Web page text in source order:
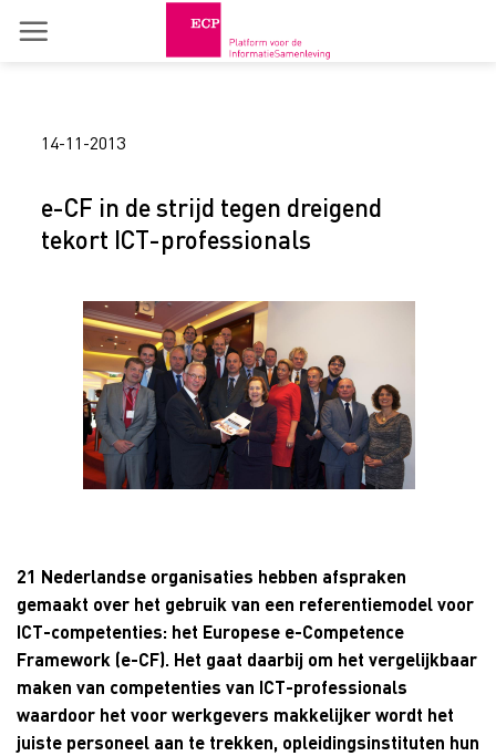
14-11-2013
e-CF in de strijd tegen dreigend
tekort ICT-professionals
21 Nederlandse organisaties hebben afspraken
gemaakt over het gebruik van een referentiemodel voor
ICT-competenties: het Europese e-Competence
Framework (e-CF). Het gaat daarbij om het vergelijkbaar
maken van competenties van ICT-professionals
waardoor het voor werkgevers makkelijker wordt het
juiste personeel aan te trekken, opleidingsinstituten hun